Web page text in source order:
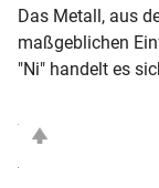
Das Metall, aus
maßgeblichen
"Ni" handelt es